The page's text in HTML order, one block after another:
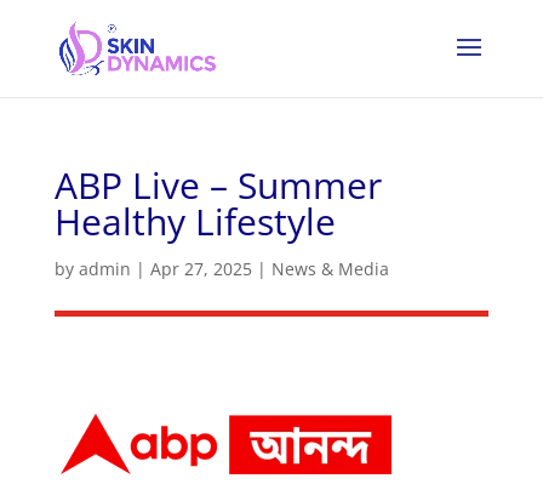
ABP Live – Summer
Healthy Lifestyle
by admin | Apr 27, 2025| News & Media